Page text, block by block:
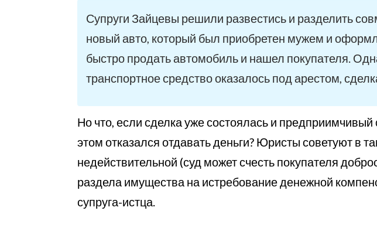
Супруги Зайцевы решили развестись и разделить
новый авто, который был приобретен мужем и
быстро продать автомобиль и нашел покупателя.
транспортное средство оказалось под арестом,
Но что, если сделка уже состоялась и
этом отказался отдавать деньги? Юристы советуют в
недействительной (суд может счесть покупателя
раздела имущества на истребование денежной
супруга-истца.